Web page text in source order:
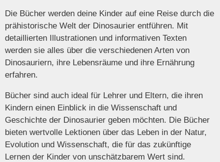
Die Bücher werden deine Kinder auf eine Reise durch die
prähistorische Welt der Dinosaurier entführen. Mit
detaillierten Illustrationen und informativen Texten
werden sie alles über die verschiedenen Arten von
Dinosauriern, ihre Lebensräume und ihre Ernährung
erfahren.
Bücher sind auch ideal für Lehrer und Eltern, die ihren
Kindern einen Einblick in die Wissenschaft und
Geschichte der Dinosaurier geben möchten. Die Bücher
bieten wertvolle Lektionen über das Leben in der Natur,
Evolution und Wissenschaft, die für das zukünftige
Lernen der Kinder von unschätzbarem Wert sind.